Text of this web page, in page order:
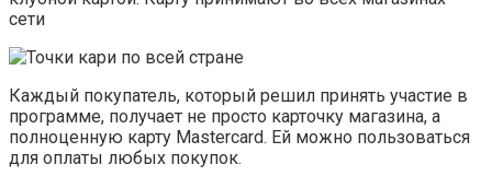
сети
Каждый покупатель, который решил принять участие в
программе, получает не просто карточку магазина, а
полноценную карту Mastercard. Ей можно пользоваться
для оплаты любых покупок.